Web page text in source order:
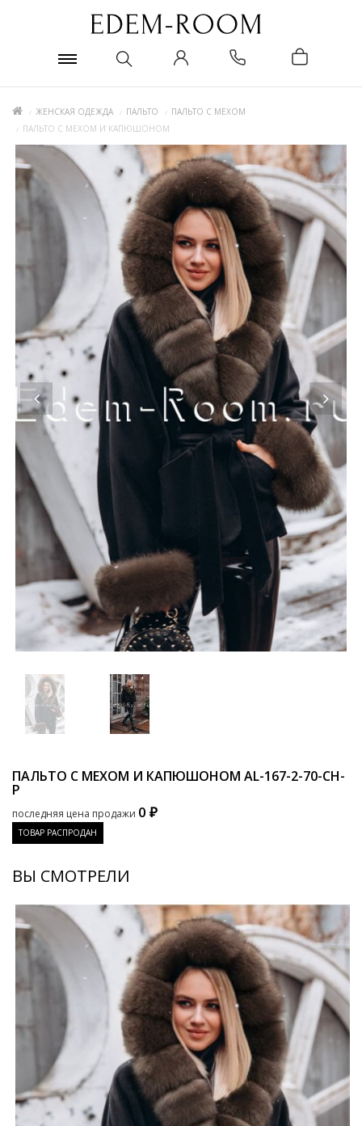
ЖЕНСКАЯ ОДЕЖДА ПАЛЬТО
ПАЛЬТО С МЕХОМ
ПАЛЬТО С МЕХОМ И КАПЮШОНОМ
ПАЛЬТО С МЕХОМ И КАПЮШОНОМ AL-167-2-70-CH-
P
последняя цена продажи 0 ₽
ТОВАР РАСПРОДАН
ВЫ СМОТРЕЛИ